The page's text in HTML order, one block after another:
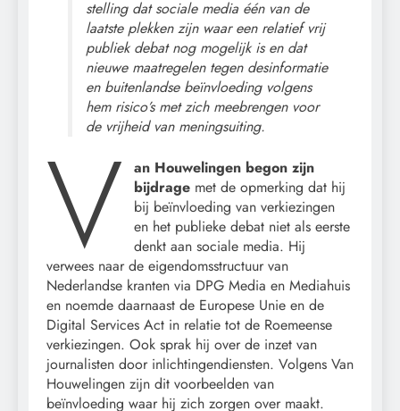
stelling dat sociale media één van de
laatste plekken zijn waar een relatief vrij
publiek debat nog mogelijk is en dat
nieuwe maatregelen tegen desinformatie
en buitenlandse beïnvloeding volgens
hem risico’s met zich meebrengen voor
de vrijheid van meningsuiting.
V
an Houwelingen begon zijn
bijdrage met de opmerking dat hij
bij beïnvloeding van verkiezingen
en het publieke debat niet als eerste
denkt aan sociale media. Hij
verwees naar de eigendomsstructuur van
Nederlandse kranten via DPG Media en Mediahuis
en noemde daarnaast de Europese Unie en de
Digital Services Act in relatie tot de Roemeense
verkiezingen. Ook sprak hij over de inzet van
journalisten door inlichtingendiensten. Volgens Van
Houwelingen zijn dit voorbeelden van
beïnvloeding waar hij zich zorgen over maakt.